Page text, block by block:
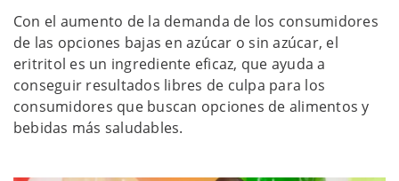
Con el aumento de la demanda de los consumidores
de las opciones bajas en azúcar o sin azúcar, el
eritritol es un ingrediente eficaz, que ayuda a
conseguir resultados libres de culpa para los
consumidores que buscan opciones de alimentos y
bebidas más saludables.